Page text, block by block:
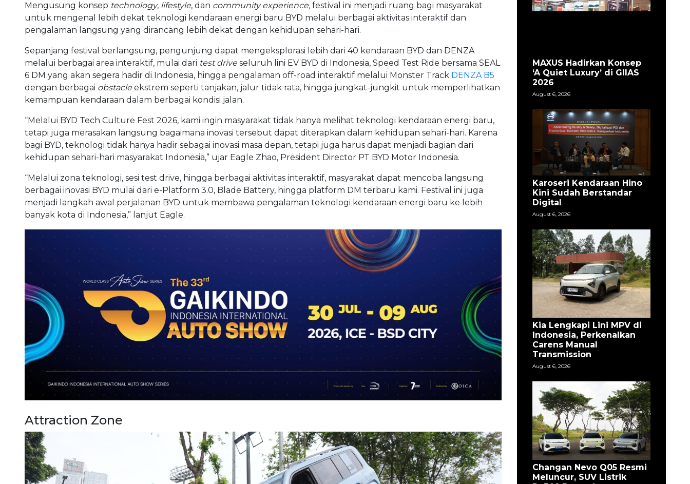
Mengusung konsep technology, lifestyle, dan community experience,festival ini menjadi ruang bagi masyarakat
untuk mengenal lebih dekat teknologi kendaraan energi baru BYD melalui berbagai aktivitas interaktif dan
pengalaman langsung yang dirancang lebih dekat dengan kehidupan sehari-hari.
Sepanjang festival berlangsung, pengunjung dapat mengeksplorasi lebih dari 40 kendaraan BYD dan DENZA
melalui berbagai area interaktif, mulai dari test driveseluruh lini EV BYD di Indonesia, Speed Test Ride bersama SEAL
6 DM yang akan segera hadir di Indonesia, hingga pengalaman off-road interaktif melalui Monster Track DENZA B5
dengan berbagai obstacleekstrem seperti tanjakan, jalur tidak rata, hingga jungkat-jungkit untuk memperlihatkan
kemampuan kendaraan dalam berbagai kondisi jalan.
“Melalui BYD Tech Culture Fest 2026, kami ingin masyarakat tidak hanya melihat teknologi kendaraan energi baru,
tetapi juga merasakan langsung bagaimana inovasi tersebut dapat diterapkan dalam kehidupan sehari-hari. Karena
bagi BYD, teknologi tidak hanya hadir sebagai inovasi masa depan, tetapi juga harus dapat menjadi bagian dari
kehidupan sehari-hari masyarakat Indonesia,” ujar Eagle Zhao, President Director PT BYD Motor Indonesia.
“Melalui zona teknologi, sesi test drive, hingga berbagai aktivitas interaktif, masyarakat dapat mencoba langsung
berbagai inovasi BYD mulai dari e-Platform 3.0, Blade Battery, hingga platform DM terbaru kami. Festival ini juga
menjadi langkah awal perjalanan BYD untuk membawa pengalaman teknologi kendaraan energi baru ke lebih
banyak kota di Indonesia,” lanjut Eagle.
Attraction Zone
MAXUS Hadirkan Konsep
‘A Quiet Luxury’ di GIIAS
2026
August 6, 2026
Karoseri Kendaraan Hino
Kini Sudah Berstandar
Digital
August 6, 2026
Kia Lengkapi Lini MPV di
Indonesia, Perkenalkan
Carens Manual
Transmission
August 6, 2026
Changan Nevo Q05 Resmi
Meluncur, SUV Listrik